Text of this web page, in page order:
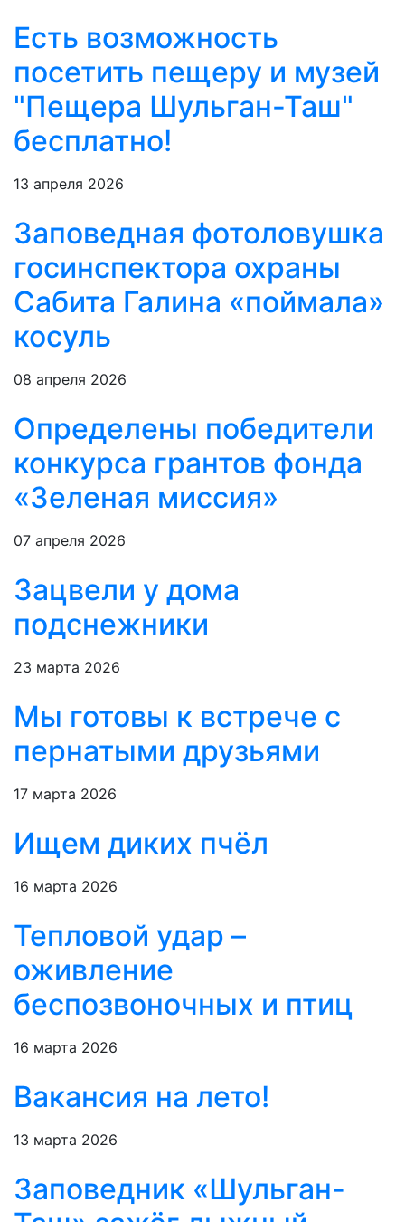
Есть возможность
посетить пещеру и музей
"Пещера Шульган-Таш"
бесплатно!
13 апреля 2026
Заповедная фотоловушка
госинспектора охраны
Сабита Галина «поймала»
косуль
08 апреля 2026
Определены победители
конкурса грантов фонда
«Зеленая миссия»
07 апреля 2026
Зацвели у дома
подснежники
23 марта 2026
Мы готовы к встрече с
пернатыми друзьями
17 марта 2026
Ищем диких пчёл
16 марта 2026
Тепловой удар –
оживление
беспозвоночных и птиц
16 марта 2026
Вакансия на лето!
13 марта 2026
Заповедник «Шульган-